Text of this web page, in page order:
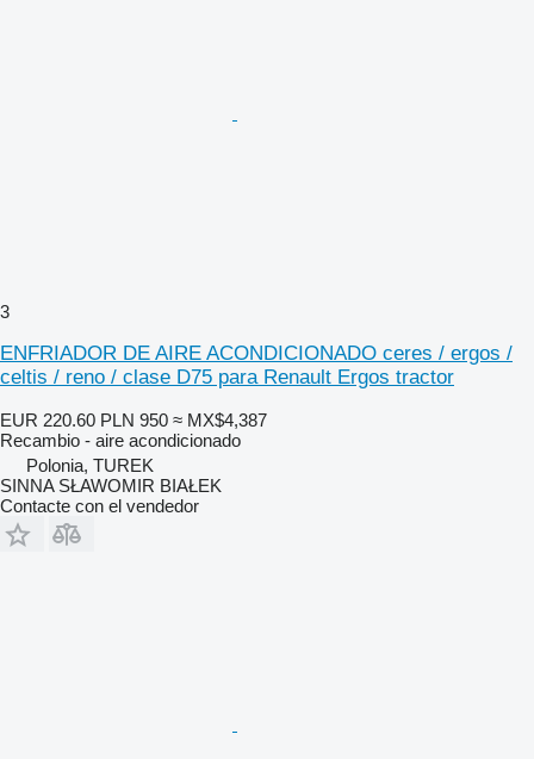
3
ENFRIADOR DE AIRE ACONDICIONADO ceres / ergos /
celtis / reno / clase D75 para Renault Ergos tractor
EUR 220.60 PLN 950 ≈ MX$4,387
Recambio - aire acondicionado
Polonia, TUREK
SINNA SŁAWOMIR BIAŁEK
Contacte con el vendedor